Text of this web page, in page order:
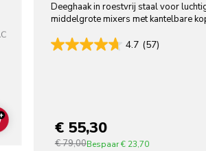
ADD TO CART
Deeghaak in roestvrij staal voor
middelgrote mixers met kantelbare
4.7 (57)
€ 55,30
€ 79,00Bespaar€ 23,70